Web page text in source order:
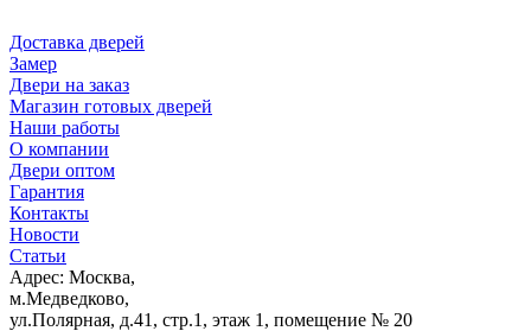
Доставка дверей
Замер
Двери на заказ
Магазин готовых дверей
Наши работы
О компании
Двери оптом
Гарантия
Контакты
Новости
Статьи
Адрес: Москва,
м.Медведково,
ул.Полярная, д.41, стр.1, этаж 1, помещение № 20